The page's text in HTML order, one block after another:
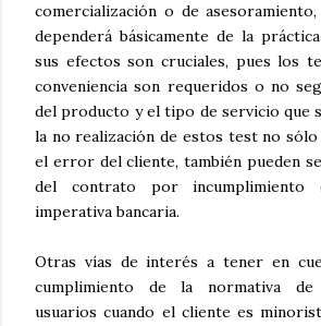
comercialización o de
dependerá básicamente de la
sus efectos son cruciales, pues los
conveniencia son requeridos o no
del producto y el tipo de servicio que
la no realización de estos test no
el error del cliente, también pueden
del contrato por incumplimiento
imperativa bancaria.
Otras vías de interés a tener en
cumplimiento de la normativa de
usuarios cuando el cliente es